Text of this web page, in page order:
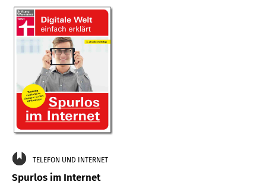
TELEFON UND INTERNET
Spurlos im Internet